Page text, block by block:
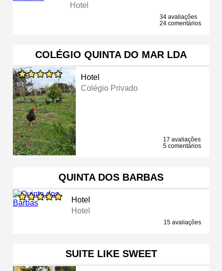
Hotel
34 avaliações
24 comentários
COLÉGIO QUINTA DO MAR LDA
Hotel
Colégio Privado
17 avaliações
5 comentários
QUINTA DOS BARBAS
Hotel
Hotel
15 avaliações
SUITE LIKE SWEET